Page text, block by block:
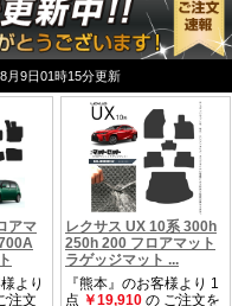
い。
確認くださいませ。